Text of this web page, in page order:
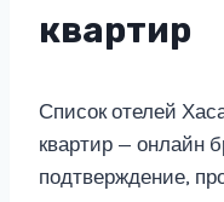
квартир
Список отелей
квартир — онлайн
подтверждение,